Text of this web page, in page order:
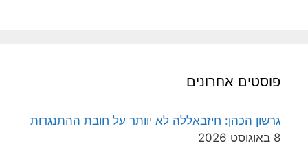
פוסטים אחרונים
גרשון הכהן: חיזבאללה לא יוותר על חובת ההתנגדות
8 באוגוסט 2026